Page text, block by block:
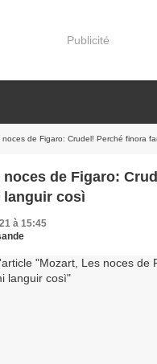
Publicité
de Figaro: Crudel! Perché finora
noces de Figaro:
così
à 15:45